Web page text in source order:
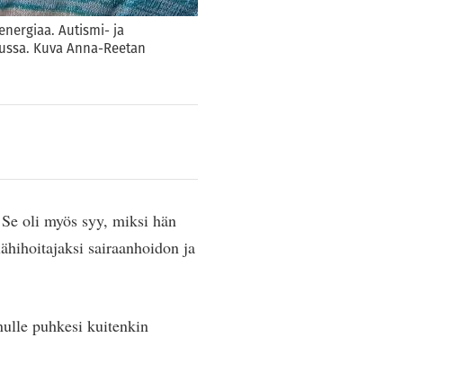
Autismi- ja
Kuva Anna-Reetan
oli myös syy, miksi hän
sairaanhoidon ja
puhkesi kuitenkin